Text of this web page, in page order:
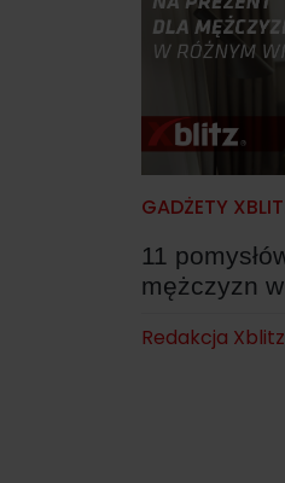
GADŻETY
11
mężczyzn
Redakcja Xblitz